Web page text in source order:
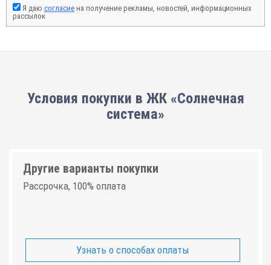
Я даю согласие на получение рекламы, новостей, информационных
рассылок
Условия покупки в ЖК «Солнечная
система»
Другие варианты покупки
Рассрочка, 100% оплата
Узнать о способах оплаты